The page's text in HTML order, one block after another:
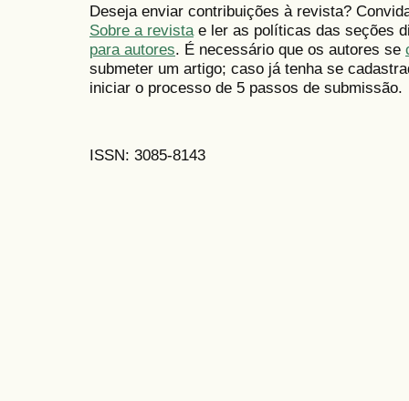
Deseja enviar contribuições à revista?
Sobre a revista e ler as políticas das seções
para autores. É necessário que os autores se
submeter um artigo; caso já tenha se
iniciar o processo de 5 passos de submissão.
ISSN: 3085-8143